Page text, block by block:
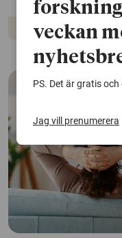
Demens Artificiell
veckan
PS. Det är gratis
Jag vill prenumerera